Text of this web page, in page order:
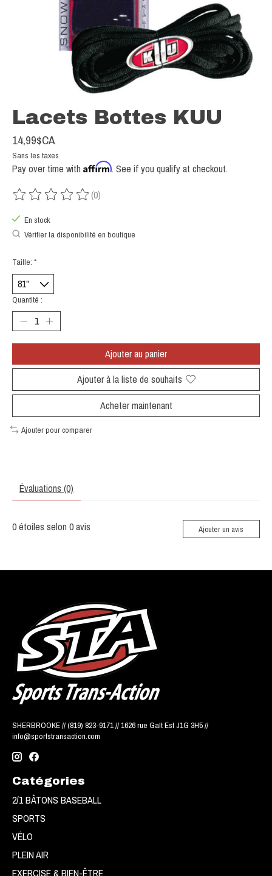
Lacets Bottes KUU
14,99$CA
Sans les taxes
Pay over time with Affirm. See if you qualify at checkout.
Ce produit est évalué à
(0)
En stock
Vérifier la disponibilité en boutique
Taille: *
Quantité :
Ajouter au panier
Ajouter à la liste de souhaits
Acheter maintenant
Ajouter pour comparer
Évaluations (0)
0étoiles selon 0avis Ajouter un avis
SHERBROOKE // (819) 823-9171 // 1626 rue Galt Est J1G 3H5 //
info@sportstransaction.com
Catégories
2/1 BÂTONS BASEBALL
SPORTS
VÉLO
PLEIN AIR
EXERCISE & BIEN-ÊTRE